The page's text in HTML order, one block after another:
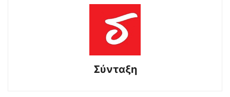
Σύνταξη